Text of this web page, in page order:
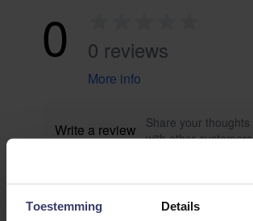
Toestemming Details
0 0 reviews
More info
Write a review
Share your thoughts
with other customers
Top customer reviews